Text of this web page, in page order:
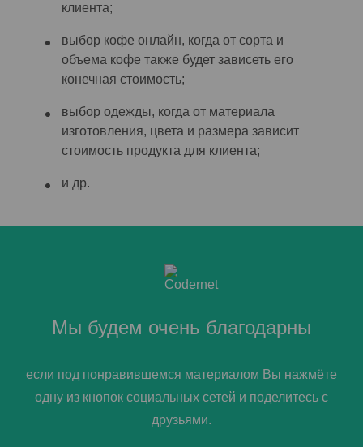
клиента;
выбор кофе онлайн, когда от сорта и
объема кофе также будет зависеть его
конечная стоимость;
выбор одежды, когда от материала
изготовления, цвета и размера зависит
стоимость продукта для клиента;
и др.
Мы будем очень благодарны
если под понравившемся материалом Вы нажмёте
одну из кнопок социальных сетей и поделитесь с
друзьями.